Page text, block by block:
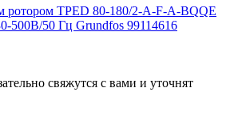
ротором TPED 80-180/2-A-F-A-BQQE
500В/50 Гц Grundfos 99114616
свяжутся с вами и уточнят